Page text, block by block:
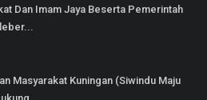
Dan Imam Jaya Beserta Pemerintah
Masyarakat Kuningan (Siwindu Maju